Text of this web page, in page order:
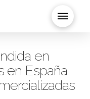
en
en España